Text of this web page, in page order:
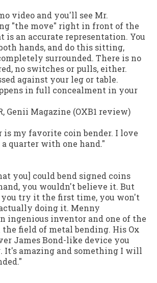
video and you'll see Mr.
"the move" right in front of the
is an accurate representation. You
hands, and do this sitting,
surrounded. There is no
no switches or pulls, either.
against your leg or table.
in full concealment in your
Genii Magazine (OXB1 review)
is my favorite coin bender. I love
quarter with one hand."
you] could bend signed coins
you wouldn't believe it. But
try it the first time, you won't
doing it. Menny
ingenious inventor and one of the
field of metal bending. His Ox
James Bond-like device you
It's amazing and something I will